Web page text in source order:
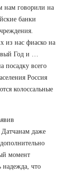
нам говорили на
банки
из нас фиаско на
Год и …
посадку всего
Россия
колоссальные
Датчанам даже
момент
надежда, что